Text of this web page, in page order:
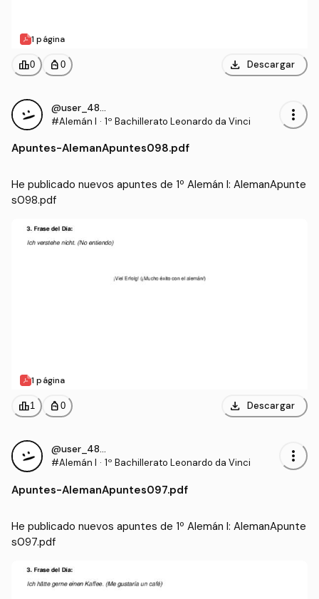
1 página
leaderboard0 personal_bag 0 download Descargar
@user_4855881
#Alemán I · 1º Bachillerato Leonardo da Vinci more_vert
Apuntes-AlemanApuntes098.pdf
He publicado nuevos apuntes de 1º Alemán I: AlemanApunte
s098.pdf
1 página
leaderboard1 personal_bag 0 download Descargar
@user_4855881
#Alemán I · 1º Bachillerato Leonardo da Vinci more_vert
Apuntes-AlemanApuntes097.pdf
He publicado nuevos apuntes de 1º Alemán I: AlemanApunte
s097.pdf